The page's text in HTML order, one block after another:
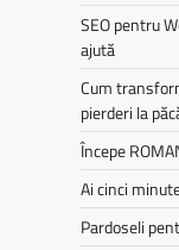
SEO pentru
ajută
Cum
pierderi la
Începe
Ai cinci
Pardoseli